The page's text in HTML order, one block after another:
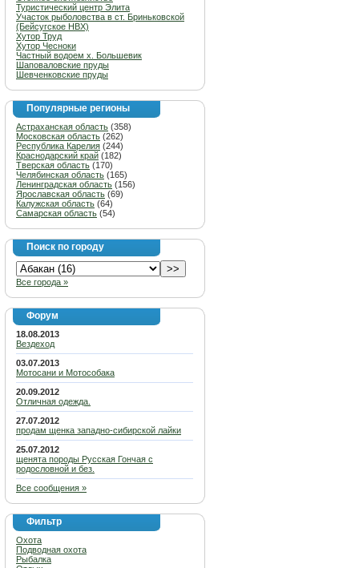
Туристический центр Элита
Участок рыболовства в ст. Бриньковской
(Бейсугское НВХ)
Хутор Труд
Хутор Чесноки
Частный водоем х. Большевик
Шаповаловские пруды
Шевченковские пруды
Популярные регионы
Астраханская область (358)
Московская область (262)
Республика Карелия (244)
Краснодарский край (182)
Тверская область (170)
Челябинская область (165)
Ленинградская область (156)
Ярославская область (69)
Калужская область (64)
Самарская область (54)
Поиск по городу
Все города »
Форум
18.08.2013
Вездеход
03.07.2013
Мотосани и Мотособака
20.09.2012
Отличная одежда.
27.07.2012
продам щенка западно-сибирской лайки
25.07.2012
щенята породы Русская Гончая с
родословной и без.
Все сообщения »
Фильтр
Охота
Подводная охота
Рыбалка